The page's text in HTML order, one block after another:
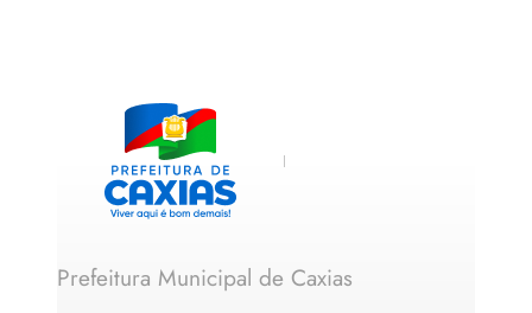
Prefeitura Municipal de Caxias